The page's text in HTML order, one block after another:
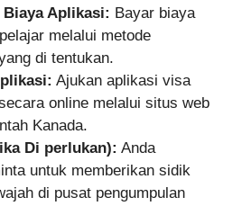
Biaya Aplikasi: Bayar biaya
melalui metode
di tentukan.
Ajukan aplikasi visa
online melalui situs web
Kanada.
Di perlukan): Anda
untuk memberikan sidik
di pusat pengumpulan